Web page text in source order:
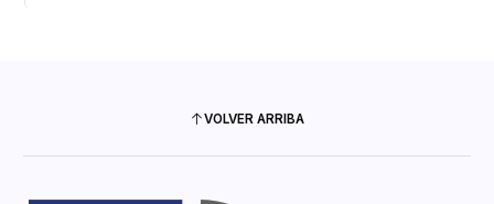
VOLVER ARRIBA